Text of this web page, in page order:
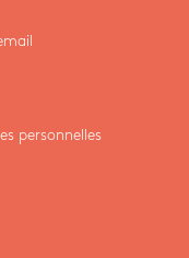
personnelles